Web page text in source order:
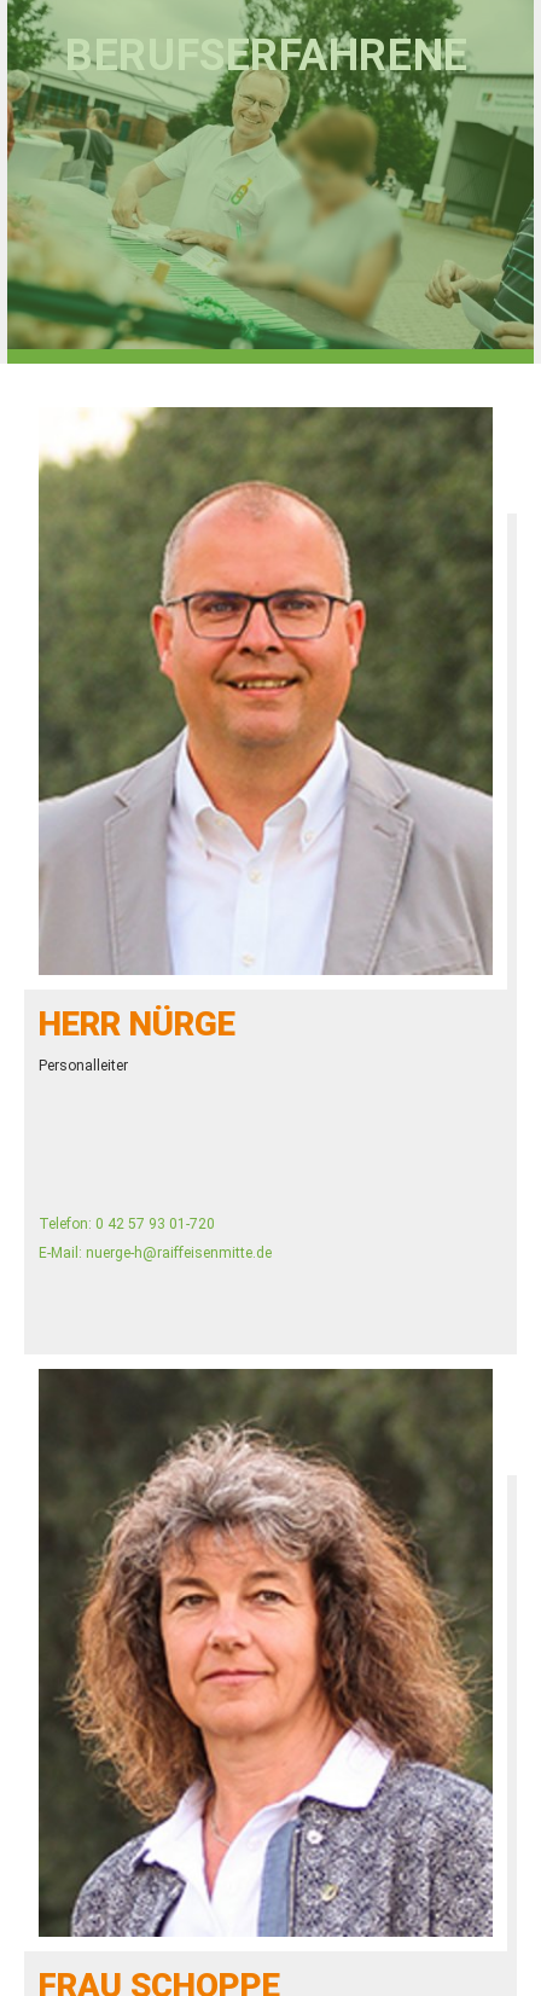
BERUFSERFAHRENE
HERR NÜRGE
Personalleiter
Telefon: 0 42 57 93 01-720
E-Mail: nuerge-h@raiffeisenmitte.de
FRAU SCHOPPE